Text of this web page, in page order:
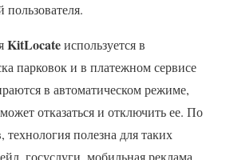
KitLocateиспользуется в
парковок и в платежном сервисе
в автоматическом режиме,
отказаться и отключить ее. По
технология полезна для таких
госуслуги, мобильная реклама,